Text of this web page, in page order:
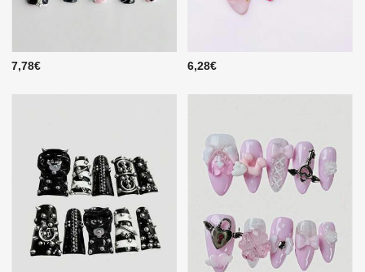
7,78€ 6,28€